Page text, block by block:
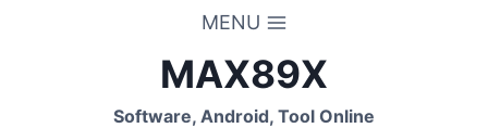
MENU
MAX89X
Software, Android, Tool Online